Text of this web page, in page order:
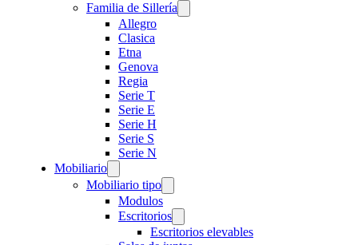
Familia de Sillería
Allegro
Clasica
Etna
Genova
Regia
Serie T
Serie E
Serie H
Serie S
Serie N
Mobiliario
Mobiliario tipo
Modulos
Escritorios
Escritorios elevables